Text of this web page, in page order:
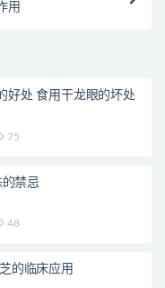
用
好处 食用干龙眼的坏处
75
禁忌
48
的临床应用